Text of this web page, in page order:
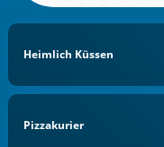
Heimlich Küssen
Pizzakurier